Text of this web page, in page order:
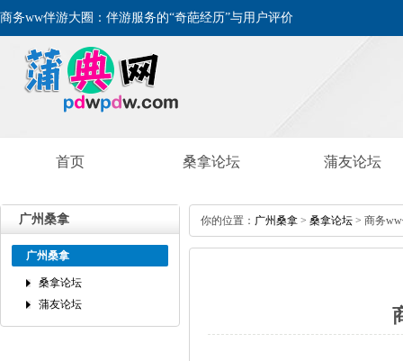
商务ww伴游大圈：伴游服务的“奇葩经历”与用户评价
首页 桑拿论坛 蒲友论坛
广州桑拿
广州桑拿
桑拿论坛
蒲友论坛
你的位置： 广州桑拿 > 桑拿论坛 >商务ww